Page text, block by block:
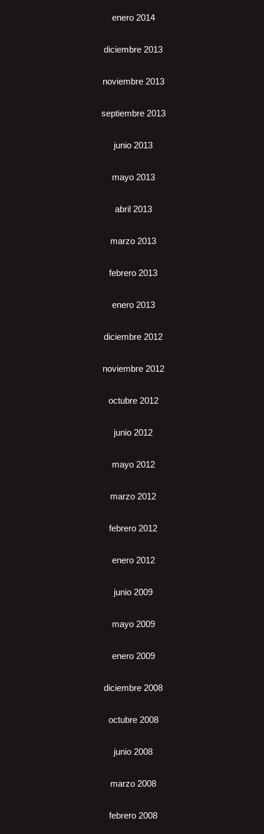
enero 2014
diciembre 2013
noviembre 2013
septiembre 2013
junio 2013
mayo 2013
abril 2013
marzo 2013
febrero 2013
enero 2013
diciembre 2012
noviembre 2012
octubre 2012
junio 2012
mayo 2012
marzo 2012
febrero 2012
enero 2012
junio 2009
mayo 2009
enero 2009
diciembre 2008
octubre 2008
junio 2008
marzo 2008
febrero 2008